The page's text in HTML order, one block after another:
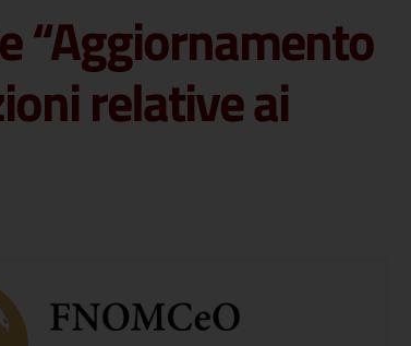
“Aggiornamento
relative ai